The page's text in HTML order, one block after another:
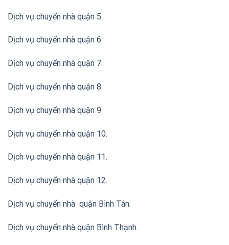
Dịch vụ chuyển nhà quận 5.
Dịch vụ chuyển nhà quận 6.
Dịch vụ chuyển nhà quận 7.
Dịch vụ chuyển nhà quận 8.
Dịch vụ chuyển nhà quận 9.
Dịch vụ chuyển nhà quận 10.
Dịch vụ chuyển nhà quận 11.
Dịch vụ chuyển nhà quận 12.
Dịch vụ chuyển nhà quận Bình Tân.
Dịch vụ chuyển nhà quận Bình Thạnh.